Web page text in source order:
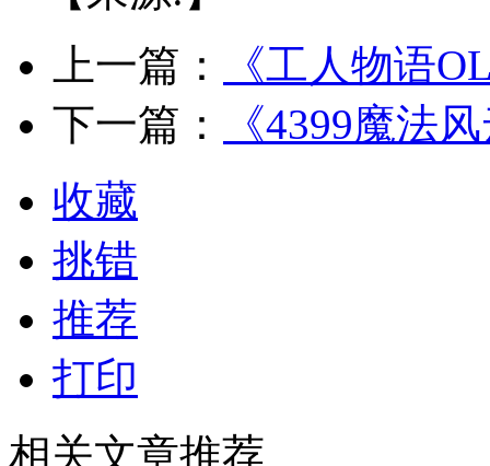
上一篇：
《工人物语
下一篇：
《4399魔法
收藏
挑错
推荐
打印
相关文章推荐